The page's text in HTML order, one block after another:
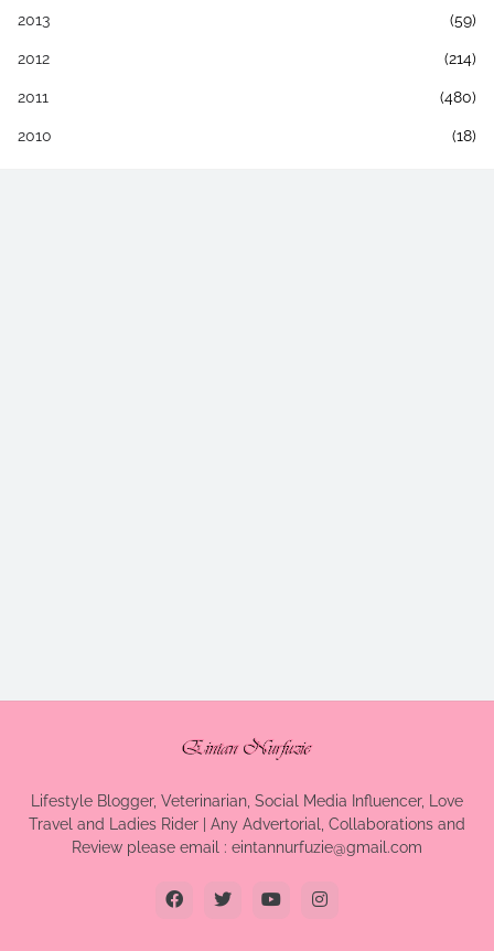
2013 (59)
2012 (214)
2011 (480)
2010 (18)
Lifestyle Blogger, Veterinarian, Social Media Influencer, Love
Travel and Ladies Rider | Any Advertorial, Collaborations and
Review please email : eintannurfuzie@gmail.com